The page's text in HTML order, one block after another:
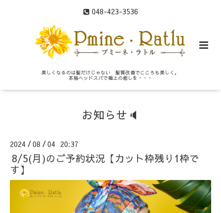
048-423-3536
美しくなるのは髪だけじゃない 髪質改善でこころも美しく。
本格ヘッドスパで極上の癒しを・・・
お知らせ🔈
2024 /08 /04 20:37
8/5(月)のご予約状況【カット枠残り1枠で
す】